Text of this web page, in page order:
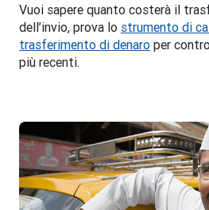
Vuoi sapere quanto costerà il
dell’invio, prova lo strumento di
trasferimento di denaro per
più recenti.